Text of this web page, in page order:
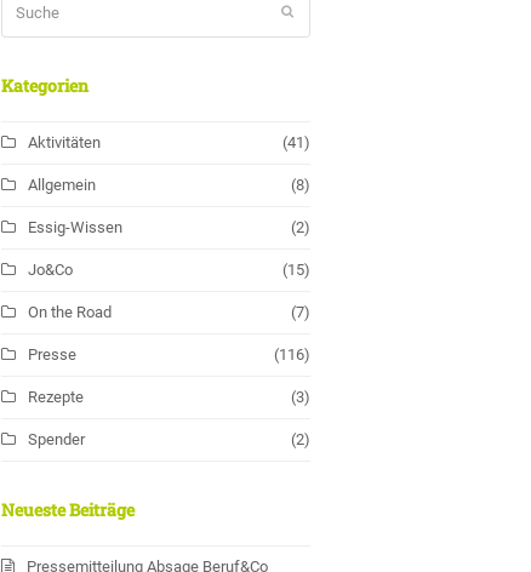
Kategorien
Aktivitäten (41)
Allgemein (8)
Essig-Wissen (2)
Jo&Co (15)
On the Road (7)
Presse (116)
Rezepte (3)
Spender (2)
Neueste Beiträge
Pressemitteilung Absage Beruf&Co